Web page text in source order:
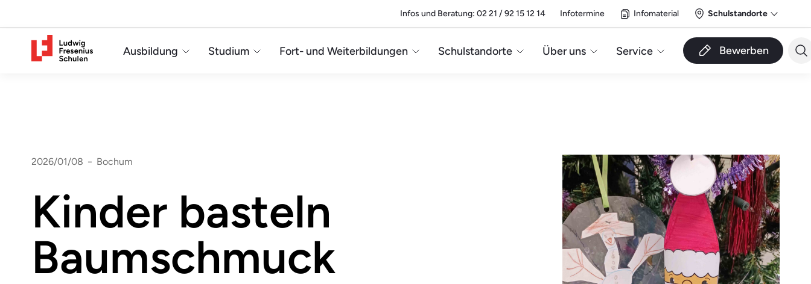
Infos und Beratung: 02 21 / 92 15 12 14 Infotermine Infomaterial Schulstandorte
Ausbildung Studium Fort- und Weiterbildungen Schulstandorte Über uns Service Bewerben
2026/01/08 − Bochum
Kinder basteln
Baumschmuck